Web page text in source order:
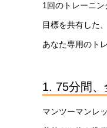
1回のトレーニン
目標を共有した
あなた専用のト
1. 75分間
マンツーマンレ